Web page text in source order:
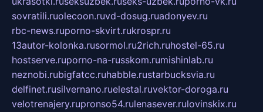
sovratili.ruolecoon.ruvd-dosug.ruadonyev.ru
rbc-news.ruporno-skvirt.rukrospr.ru
13autor-kolonka.rusormol.ru2rich.ruhostel-65.ru
hostserve.ruporno-na-russkom.rumishinlab.ru
neznobi.rubigfatcc.ruhabble.rustarbucksvia.ru
delfinet.rusilvernano.ruelestal.ruvektor-doroga.ru
velotrenajery.rupronso54.rulenasever.rulovinskix.ru